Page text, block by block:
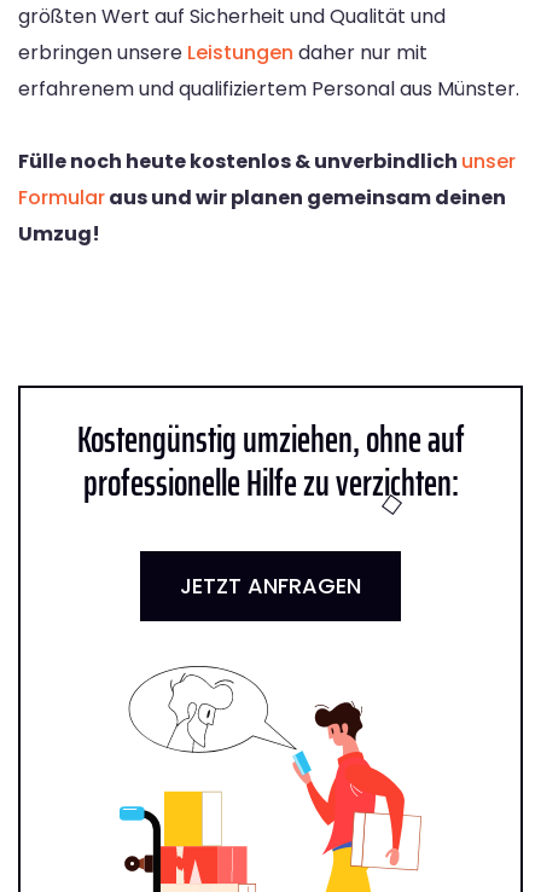
größten Wert auf Sicherheit und Qualität und
erbringen unsere Leistungen daher nur mit
erfahrenem und qualifiziertem Personal aus Münster.
Fülle noch heute kostenlos & unverbindlich unser
Formularaus und wir planen gemeinsam deinen
Umzug!
Kostengünstig umziehen, ohne auf
professionelle Hilfe zu verzichten:
JETZT ANFRAGEN